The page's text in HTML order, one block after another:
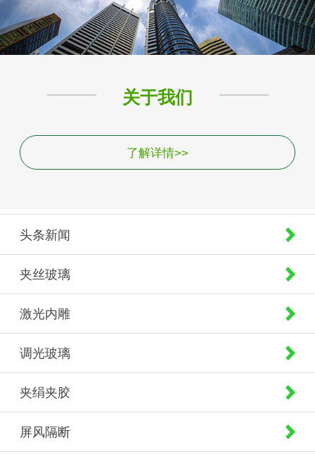
关于我们
了解详情>>
头条新闻
夹丝玻璃
激光内雕
调光玻璃
夹绢夹胶
屏风隔断